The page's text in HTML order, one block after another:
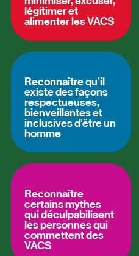
légitimer et
alimenter les VACS
Reconnaître qu’il
existe des façons
respectueuses,
bienveillantes et
inclusives d’être un
homme
Reconnaître
certains mythes
qui déculpabilisent
les personnes qui
commettent des
VACS